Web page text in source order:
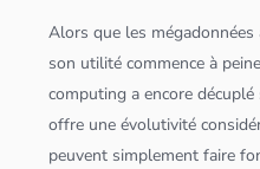
Alors que les mégadonnées
son utilité commence à
computing a encore
offre une évolutivité
peuvent simplement faire